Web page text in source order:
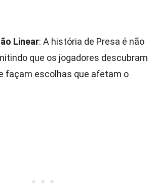
Linear: A história de Presa é não
que os jogadores descubram
façam escolhas que afetam o